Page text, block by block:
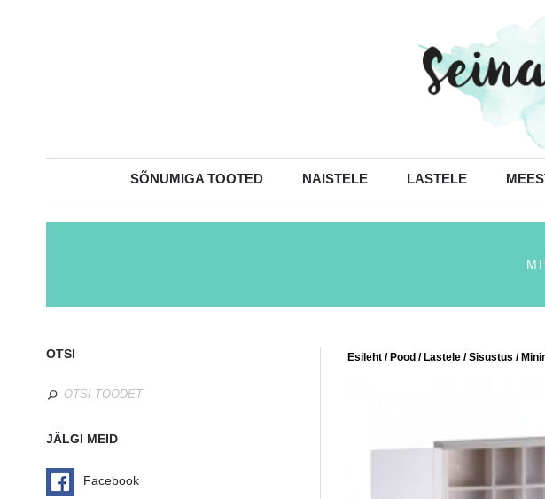
SÕNUMIGA TOOTED NAISTELE LASTELE
Esileht /Pood /Lastele /Sisustus /
OTSI
JÄLGI MEID
Facebook